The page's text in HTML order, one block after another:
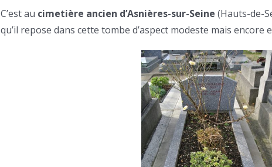
C’est au cimetière ancien d’Asnières-sur-Seine (Hauts-de-
qu’il repose dans cette tombe d’aspect modeste mais encore